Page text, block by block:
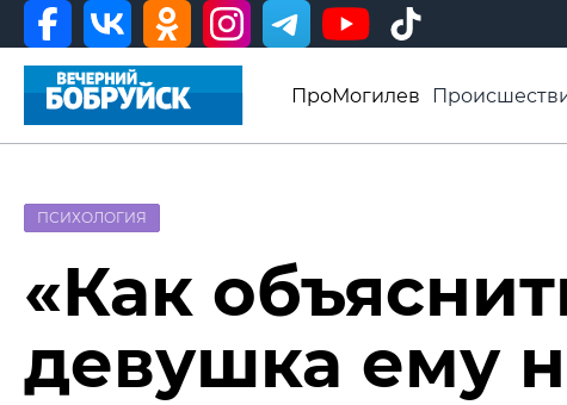
ПроМогилев
Видео ВБ
ПСИХОЛОГИЯ
«Как
девушка ему